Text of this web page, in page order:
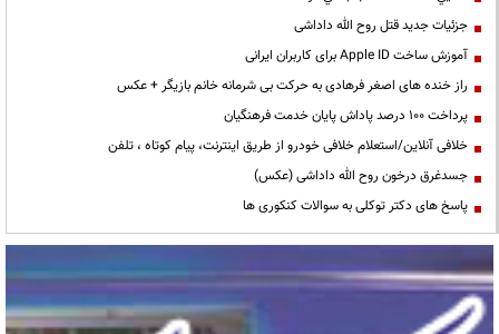
جزئیات جدید قتل روح الله داداشی
آموزش ساخت Apple ID برای کاربران ایرانی
راز خنده های اصغر فرهادی به حرکت بی شرمانه خانم بازیگر + عکس
پرداخت ۱۰۰ درصد پاداش پایان خدمت فرهنگیان
خلافی آنلاین/استعلام خلافی خودرو از طریق اینترنت، پیام کوتاه ، تلفن
جسدغرق درخون روح الله داداشی (عکس)
پاسخ های دکتر توکلی به سوالات کنکوری ها